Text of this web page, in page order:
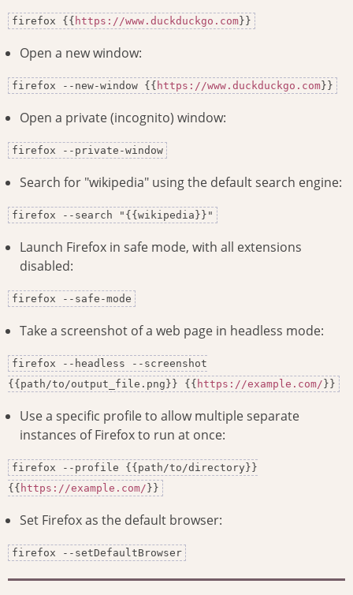
firefox {{ https://www.duckduckgo.com}}
Open a new window:
firefox --new-window {{ https://www.duckduckgo.com}}
Open a private (incognito) window:
firefox --private-window
Search for "wikipedia" using the default search engine:
firefox --search "{{wikipedia}}"
Launch Firefox in safe mode, with all extensions
disabled:
firefox --safe-mode
Take a screenshot of a web page in headless mode:
firefox --headless --screenshot
{{path/to/output_file.png}} {{ https://example.com/}}
Use a specific profile to allow multiple separate
instances of Firefox to run at once:
firefox --profile {{path/to/directory}}
{{ https://example.com/}}
Set Firefox as the default browser:
firefox --setDefaultBrowser